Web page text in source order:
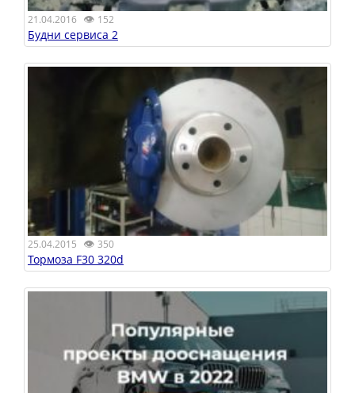
21.04.2016 👁 152
Будни сервиса 2
25.04.2015 👁 350
Тормоза F30 320d